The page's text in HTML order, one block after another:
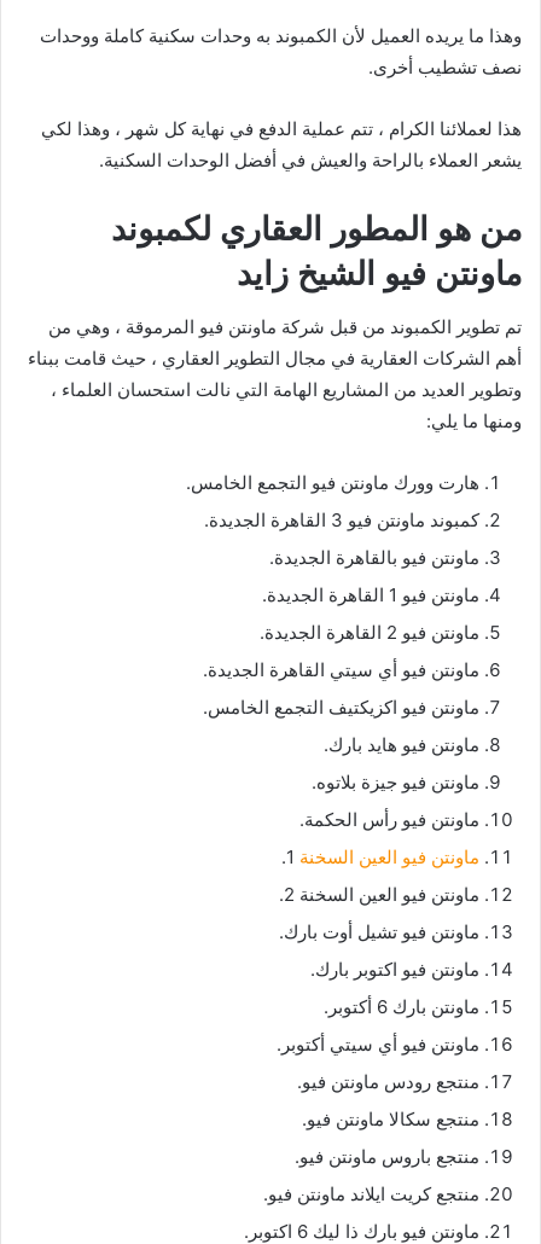
وهذا ما يريده العميل لأن الكمبوند به وحدات سكنية كاملة ووحدات
نصف تشطيب أخرى.
هذا لعملائنا الكرام ، تتم عملية الدفع في نهاية كل شهر ، وهذا لكي
يشعر العملاء بالراحة والعيش في أفضل الوحدات السكنية.
من هو المطور العقاري لكمبوند
ماونتن فيو الشيخ زايد
تم تطوير الكمبوند من قبل شركة ماونتن فيو المرموقة ، وهي من
أهم الشركات العقارية في مجال التطوير العقاري ، حيث قامت ببناء
وتطوير العديد من المشاريع الهامة التي نالت استحسان العلماء ،
ومنها ما يلي:
هارت وورك ماونتن فيو التجمع الخامس.
كمبوند ماونتن فيو 3 القاهرة الجديدة.
ماونتن فيو بالقاهرة الجديدة.
ماونتن فيو 1 القاهرة الجديدة.
ماونتن فيو 2 القاهرة الجديدة.
ماونتن فيو أي سيتي القاهرة الجديدة.
ماونتن فيو اكزيكتيف التجمع الخامس.
ماونتن فيو هايد بارك.
ماونتن فيو جيزة بلاتوه.
ماونتن فيو رأس الحكمة.
ماونتن فيو العين السخنة
ماونتن فيو العين السخنة 2.
ماونتن فيو تشيل أوت بارك.
ماونتن فيو اكتوبر بارك.
ماونتن بارك 6 أكتوبر.
ماونتن فيو أي سيتي أكتوبر.
منتجع رودس ماونتن فيو.
منتجع سكالا ماونتن فيو.
منتجع باروس ماونتن فيو.
منتجع كريت ايلاند ماونتن فيو.
ماونتن فيو بارك ذا ليك 6 اكتوبر.